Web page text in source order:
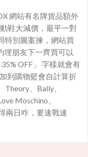
網站有名牌貨品額外
鞋大減價，最平一對
特別圖案揀，網站買
埋朋友下一齊買可以
OFF」 字樣就會有
到購物籃會自計算折
Theory、Bally、
Moschino、
兩日咋，要速戰速